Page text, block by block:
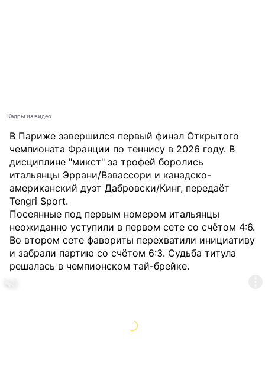
Кадры из видео
В Париже завершился первый финал Открытого
чемпионата Франции по теннису в 2026 году. В
дисциплине "микст" за трофей боролись
итальянцы Эррани/Вавассори и канадско-
американский дуэт Дабровски/Кинг, передаёт
Tengri Sport.
Посеянные под первым номером итальянцы
неожиданно уступили в первом сете со счётом 4:6.
Во втором сете фавориты перехватили инициативу
и забрали партию со счётом 6:3. Судьба титула
решалась в чемпионском тай-брейке.